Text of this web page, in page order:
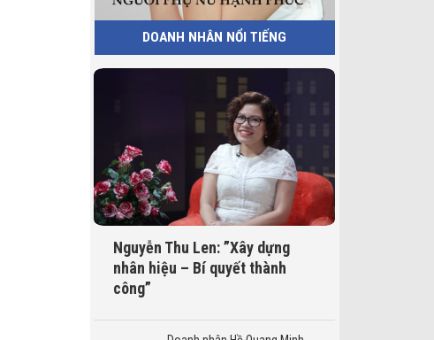
DOANH NHÂN NỔI TIẾNG
Nguyễn Thu Len: ”Xây dựng
nhân hiệu – Bí quyết thành
công”